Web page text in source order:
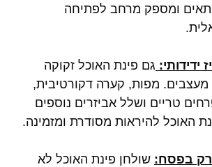
ומספק מרחב לפתיחה
ידידותי: גם פינת האוכל זקוקה
מעצבים. מפות, קערה דקורטיבית,
טריים ושלל אביזרים נוספים
האוכל להיראות מסודרת ומזמינה.
רק בפסח: שולחן פינת האוכל לא